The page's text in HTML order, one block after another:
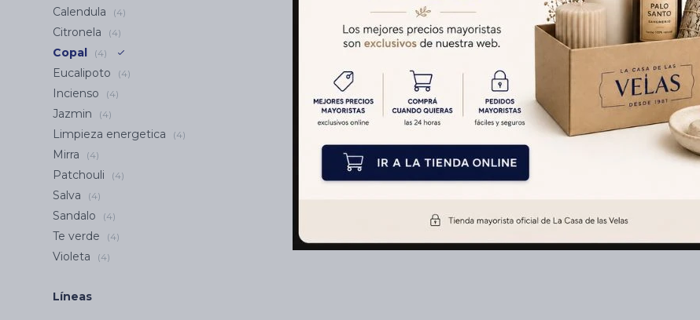
Calendula (4)
Citronela (4)
Copal (4)
Eucalipoto (4)
Incienso (4)
Jazmin (4)
Limpieza energetica (4)
Mirra (4)
Patchouli (4)
Salva (4)
Sandalo (4)
Te verde (4)
Violeta (4)
Líneas